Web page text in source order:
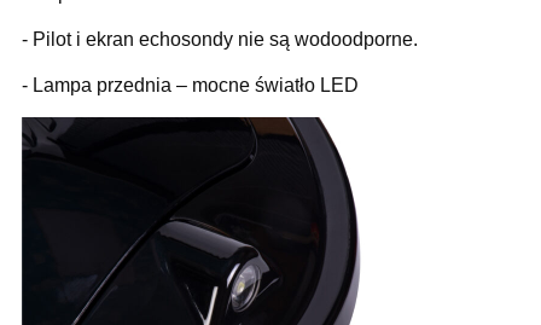
- Pilot i ekran echosondy nie są wodoodporne.
- Lampa przednia – mocne światło LED